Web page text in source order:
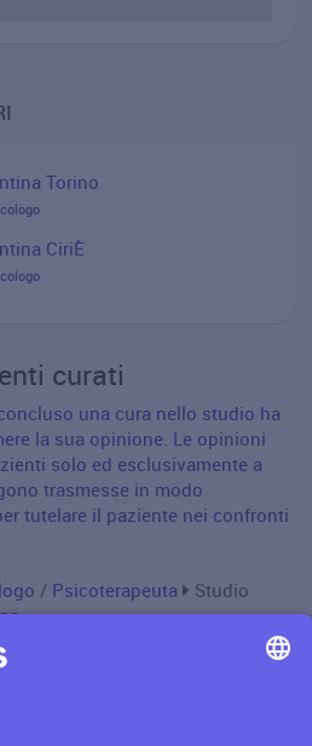
Torino
CiriÈ
curati
una cura nello studio ha
la sua opinione. Le opinioni
solo ed esclusivamente a
trasmesse in modo
tutelare il paziente nei confronti
/ Psicoterapeuta
Studio